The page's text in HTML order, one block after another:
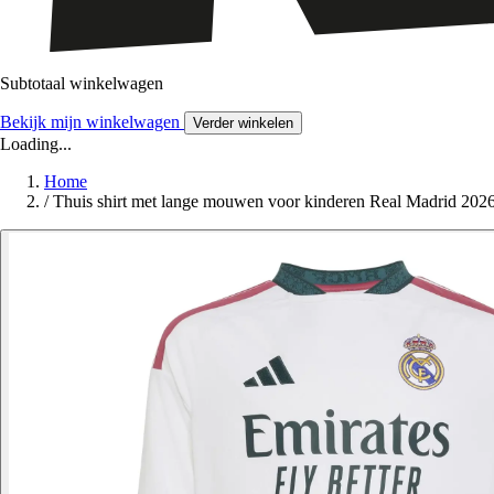
Subtotaal winkelwagen
Bekijk mijn winkelwagen Verder winkelen
Loading...
Home
/ Thuis shirt met lange mouwen voor kinderen Real Madrid